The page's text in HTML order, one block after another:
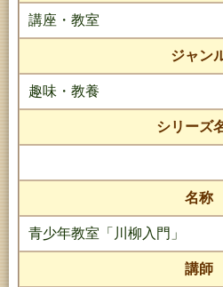
講座・教室
ジャン
趣味・教養
シリーズ
名称
青少年教室「川柳入門」
講師